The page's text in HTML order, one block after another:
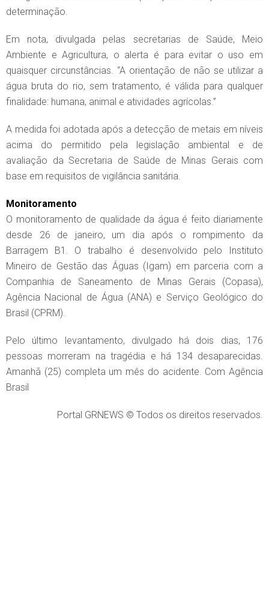
determinação.
Em nota, divulgada pelas secretarias de Saúde, Meio
Ambiente e Agricultura, o alerta é para evitar o uso em
quaisquer circunstâncias. “A orientação de não se utilizar a
água bruta do rio, sem tratamento, é válida para qualquer
finalidade: humana, animal e atividades agrícolas.”
A medida foi adotada após a detecção de metais em níveis
acima do permitido pela legislação ambiental e de
avaliação da Secretaria de Saúde de Minas Gerais com
base em requisitos de vigilância sanitária.
Monitoramento
O monitoramento de qualidade da água é feito diariamente
desde 26 de janeiro, um dia após o rompimento da
Barragem B1. O trabalho é desenvolvido pelo Instituto
Mineiro de Gestão das Águas (Igam) em parceria com a
Companhia de Saneamento de Minas Gerais (Copasa),
Agência Nacional de Água (ANA) e Serviço Geológico do
Brasil (CPRM).
Pelo último levantamento, divulgado há dois dias, 176
pessoas morreram na tragédia e há 134 desaparecidas.
Amanhã (25) completa um mês do acidente. Com Agência
Brasil
Portal GRNEWS © Todos os direitos reservados.